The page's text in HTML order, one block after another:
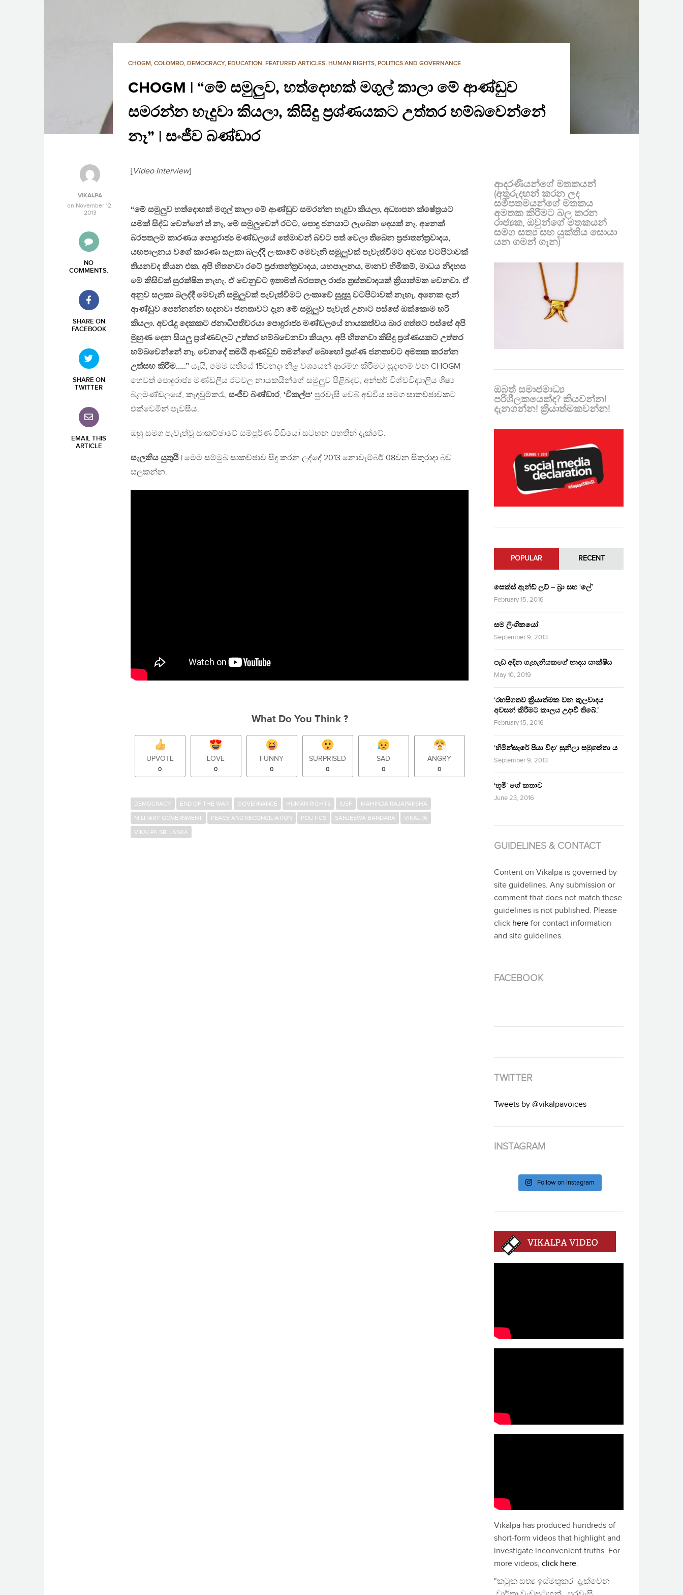
CHOGM, COLOMBO, DEMOCRACY, EDUCATION, FEATURED ARTICLES, HUMAN RIGHTS, POLITICS AND GOVERNANCE
CHOGM | “මේ සමුලුව, හත්දොහක් මගුල් කාලා මේ ආණ්ඩුව
සමරන්න හැදුවා කියලා, කිසිදු ප්‍රශ්ණයකට උත්තර හම්බවෙන්නේ
නෑ” | සංජීව බණ්ඩාර
VIKALPA
on November 12,
2013
NO
COMMENTS.
SHARE ON
FACEBOOK
SHARE ON
TWITTER
EMAIL THIS
ARTICLE
[Video Interview]
“මේ සමුලුව හත්දොහක් මගුල් කාලා මේ ආණ්ඩුව සමරන්න හැදුවා කියලා, අධ්‍යාපන ක්ෂේත්‍රයට
යමක් සිද්ධ වෙන්නේ ත් නෑ, මේ සමුලුවෙන් රටට, පොදු ජනයාට ලැබෙන දෙයක් නෑ. අනෙක්
බරපතලම කාරණය පොදුරාජ්‍ය මණ්ඩලයේ තේමාවන් බවට පත් වෙලා තිබෙන ප්‍රජාතන්ත්‍රවාදය,
යහපාලනය වගේ කාරණා සලකා බලද්දී ලංකාවේ මෙවැනි සමුලුවක් පැවැත්වීමට අවශ්‍ය වටපිටාවක්
තියනවද කියන එක. අපි හිතනවා රටේ ප්‍රජාතන්ත්‍රවාදය, යහපාලනය, මානව හිමිකම්, මාධය නිදහස
මේ කිසිවක් සුරක්ෂිත නැහැ. ඒ වෙනුවට ඉතාමත් බරපතල රාජ්‍ය ත්‍රස්තවාදයක් ක්‍රියාත්මක වෙනවා. ඒ
අනුව සලකා බලද්දී මෙවැනි සමුලුවක් පැවැත්වීමට ලංකාවේ සුදුසු වටපිටාවක් නැහැ. අනෙක දැන්
ආණ්ඩුව පෙන්නන්න හදනවා ජනතාවට දැන මේ සමුලුව පැවැත් උනාට පස්සේ ඔක්කොම හරි
කියලා. අවරැදු දෙකකට ජනාධිපතිවරයා පොදුරාජ්‍ය මණ්ඩලයේ නායකත්වය බාර ගත්තට පස්සේ අපි
මුහුණ දෙන සියලු ප්‍රශ්ණවලට උත්තර හම්බවෙනවා කියලා. අපි හිතනවා කිසිදු ප්‍රශ්ණයකට උත්තර
හම්බවෙන්නේ නෑ. වෙනදේ තමයි ආණ්ඩුව තමන්ගේ බොහෝ ප්‍රශ්ණ ජනතාවට අමතක කරන්න
උත්සහ කිරීම…..” යැයි, මෙම සතියේ 15වනදා නිළ වශයෙන් ආරම්භ කිරීමට සූදානම් වන CHOGM
හෙවත් පොදුරාජ්‍ය මණ්ඩලීය රටවල නායකයින්ගේ සමුලුව පිළිබදව, අන්තර් විශ්වවිද්‍යාලීය ශිෂ්‍ය
බළමණ්ඩලයේ, කැදවුම්කරැ, සංජීව බණ්ඩාර, ‘විකල්ප‘ පුරවැසි වෙබ් අඩවිය සමග සාකච්ඡාවකට
එක්වෙමින් පැවසීය.
ඔහු සමග පැවැත්වූ සාකච්ඡාවේ සම්පූර්ණ වීඩියෝ සටහන පහතින් දැක්වේ.
සැලකිය යුතුයි | මෙම සම්මුඛ සාකච්ඡාව සිදු කරන ලද්දේ 2013 නොවැම්බර් 08වන සිකුරාදා බව
සලකන්න.
What Do You Think ?
UPVOTE
0
LOVE
0
FUNNY
0
SURPRISED
0
SAD
0
ANGRY
0
DEMOCRACY END OF THE WAR GOVERNANCE HUMAN RIGHTS IUSF
MAHINDA RAJAPAKSHA
MILITARY GOVERNMENT
PEACE AND RECONCILIATION POLITICS SANJEEWA BANDARA
VIKALPA
VIKALPA SRI LANKA
ආදරණීයන්ගේ මතකයන්
(අතුරුදහන් කරන ලද
සමීපතමයන්ගේ මතකය
අමතක කිරීමට බල කරන
රාජ්‍යක, ඔවුන්ගේ මතකයන්
සමග සත්‍ය සහ යුක්තිය සොයා
යන ගමන් ගැන)
ඔබත් සමාජමාධ්‍ය
පරිශීලකයෙක්ද? කියවන්න!
දැනගන්න! ක්‍රියාත්මකවන්න!
POPULAR RECENT
සෙක්ස් ඇන්ඩ් ලව් – බ්‍රා සහ ‘ලේ’
February 15, 2016
සම ලිංගිකයෝ
September 9, 2013
පෑඩ් අඳින ගැහැනියකගේ හෘදය සාක්ෂිය
May 10, 2019
‘රහසිගතව ක්‍රියාත්මක වන කුලවාදය
අවසන් කිරීමට කාලය උදාවී තිබේ.’
February 15, 2016
‘හිමින්සැරේ පියා විදා‘ සුනිලා සමුගත්තා ය.
September 9, 2013
‘භූමි’ ගේ කතාව
June 23, 2016
GUIDELINES & CONTACT
Content on Vikalpa is governed by
site guidelines. Any submission or
comment that does not match these
guidelines is not published. Please
click here for contact information
and site guidelines.
FACEBOOK
TWITTER
Tweets by @vikalpavoices
INSTAGRAM
Follow on Instagram
Vikalpa has produced hundreds of
short-form videos that highlight and
investigate inconvenient truths. For
more videos, click here.
"කටුක සත්‍ය ඉස්මතුකර දැක්වෙන